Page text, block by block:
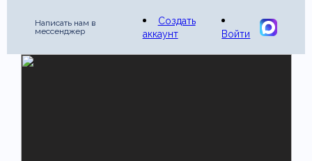
Написать нам в
мессенджер
Создать
аккаунт
Войти